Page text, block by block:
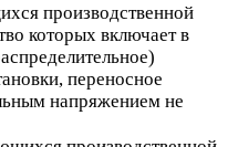
производственной
которых включает в
переносное
напряжением не